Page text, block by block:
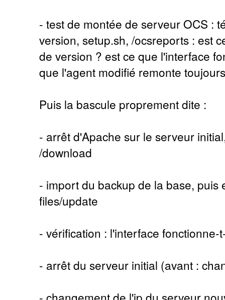
- test de montée de serveur OCS :
version, setup.sh, /ocsreports : est
de version ? est ce que l'interface
que l'agent modifié remonte
Puis la bascule proprement dite :
- arrêt d'Apache sur le serveur
/download
- import du backup de la base, puis
files/update
- vérification : l'interface fonctionne-
- arrêt du serveur initial (avant :